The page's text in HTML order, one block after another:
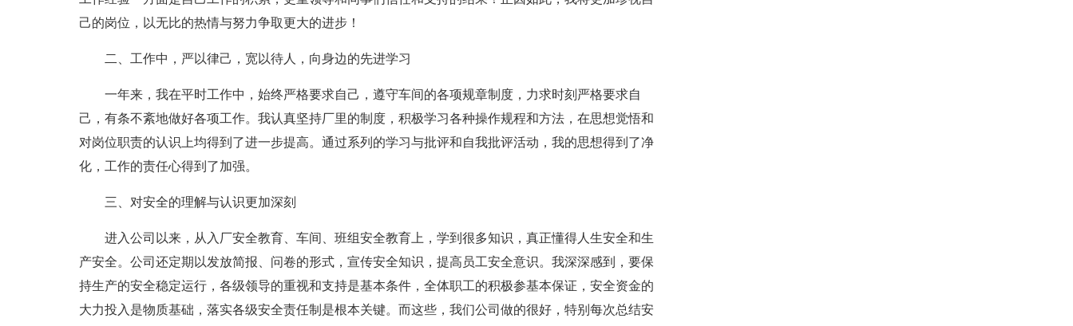
己的岗位，以无比的热情与努力争取更大的进步！
二、工作中，严以律己，宽以待人，向身边的先进学习
一年来，我在平时工作中，始终严格要求自己，遵守车间的各项规章制度，力求时刻严格要求自
己，有条不紊地做好各项工作。我认真坚持厂里的制度，积极学习各种操作规程和方法，在思想觉悟和
对岗位职责的认识上均得到了进一步提高。通过系列的学习与批评和自我批评活动，我的思想得到了净
化，工作的责任心得到了加强。
三、对安全的理解与认识更加深刻
进入公司以来，从入厂安全教育、车间、班组安全教育上，学到很多知识，真正懂得人生安全和生
产安全。公司还定期以发放简报、问卷的形式，宣传安全知识，提高员工安全意识。我深深感到，要保
持生产的安全稳定运行，各级领导的重视和支持是基本条件，全体职工的积极参基本保证，安全资金的
大力投入是物质基础，落实各级安全责任制是根本关键。而这些，我们公司做的很好，特别每次总结安